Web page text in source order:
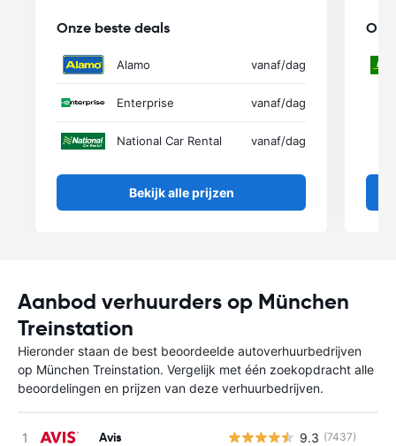
Onze beste deals
Alamo vanaf/dag
Enterprise vanaf/dag
National Car Rental vanaf/dag
Bekijk alle prijzen
Aanbod verhuurders op München
Treinstation
Hieronder staan de best beoordeelde autoverhuurbedrijven
op München Treinstation. Vergelijk met één zoekopdracht alle
beoordelingen en prijzen van deze verhuurbedrijven.
Avis 9.3 (7437)